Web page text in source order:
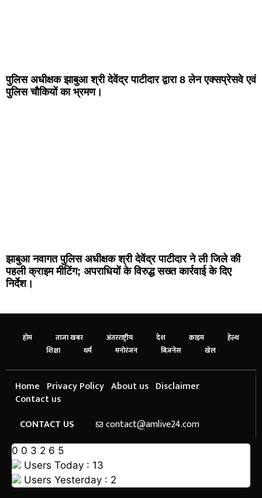
पुलिस अधीक्षक झाबुआ श्री देवेंद्र पाटीदार द्वारा 8 लेन एक्सप्रेसवे एवं
पुलिस चौकियों का भ्रमण।
झाबुआ नवागत पुलिस अधीक्षक श्री देवेंद्र पाटीदार ने ली जिले की
पहली क्राइम मीटिंग; अपराधियों के विरुद्ध सख्त कार्रवाई के दिए
निर्देश।
होम ताजा खबर अंतरराष्ट्रीय देश क्राइम
हेल्थ
शिक्षा
धर्म मनोरंजन बिज़नेस खेल
Home Privacy Policy About us Disclaimer
Contact us
CONTACT US
contact@amlive24.com
0 0 3 2 6 5
Users Today : 13
Users Yesterday : 2